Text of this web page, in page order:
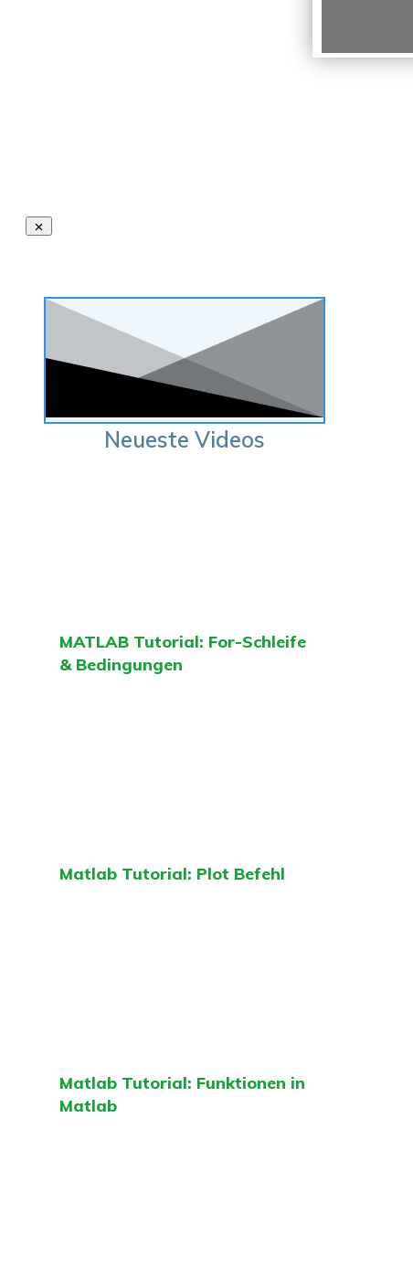
Neueste Videos
MATLAB Tutorial: For-Schleife
& Bedingungen
Matlab Tutorial: Plot Befehl
Matlab Tutorial: Funktionen in
Matlab